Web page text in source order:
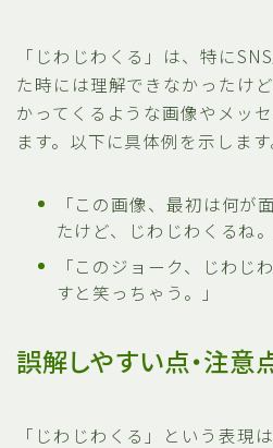
「じわじわくる」は、特に
た時には理解できなかったけ
かってくるような画像やメッ
ます。以下に具体例を示します
「この画像、最初は何が
たけど、じわじわくるね。
「このジョーク、じわじ
すと笑っちゃう。」
誤解しやすい点・注意
「じわじわくる」という表現